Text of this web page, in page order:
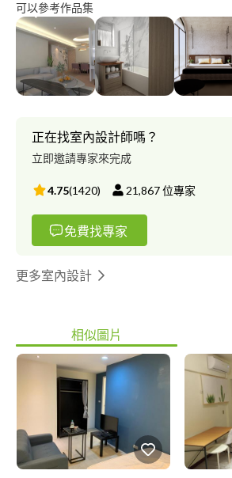
可以參考作品集
正在找室內設計師嗎？
立即邀請專家來完成
4.75(1420) 21,867位專家
免費找專家
更多室內設計
相似圖片